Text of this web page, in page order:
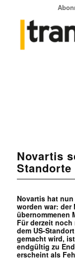
Novartis
Standorte
Novartis hat
worden war: der
übernommenen
Für derzeit
dem US-
gemacht wird,
endgültig zu
erscheint als